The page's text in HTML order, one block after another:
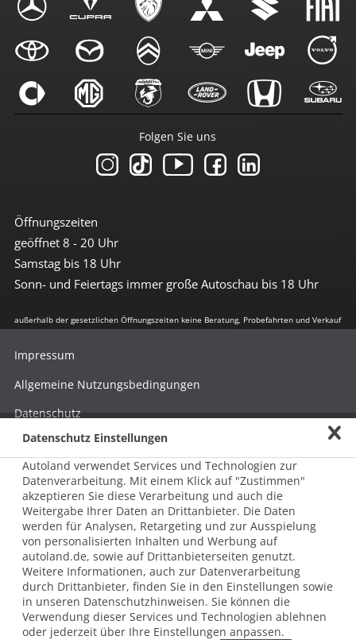
Öffnungszeiten
geöffnet 8 - 20 Uhr
Samstag bis 18 Uhr
Sonn- und Feiertags immer große Autoschau bis 18 Uhr
Folgen Sie uns
außerhalb der gesetzlichen Öffnungszeiten keine Beratung, Probefahrten und Verkauf
© 2026 AUTOLAND 24 SE & Co. Betriebs KG
Werner-von-Siemens-Str. 2, 06796 Brehna, Deutschland
Impressum
Allgemeine Nutzungsbedingungen
Datenschutz
Hinweisgebersystem nach HinSchG
Beschwerde nach LkSG
Grundsatzerklärung zum LkSG
Datenschutz Einstellungen
Autoland verwendet Services und Technologien zur
Datenverarbeitung. Mit einem Klick auf "Zustimmen"
akzeptieren Sie diese Verarbeitung und auch die
Weitergabe Ihrer Daten an Drittanbieter. Die Daten
werden für Analysen, Retargeting und zur Ausspielung
von personalisierten Inhalten und Werbung auf
autoland.de, sowie auf Drittanbieterseiten genutzt.
Weitere Informationen, auch zur Datenverarbeitung
durch Drittanbieter, finden Sie in den Einstellungen sowie
in unseren Datenschutzhinweisen. Sie können die
Verwendung dieser Services und Technologien ablehnen
oder jederzeit über Ihre Einstellungen anpassen.